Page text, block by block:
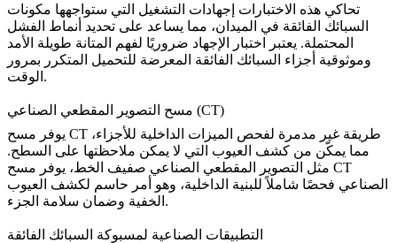
تحاكي هذه الاختبارات إجهادات التشغيل التي ستواجهها مكونات
السبائك الفائقة في الميدان، مما يساعد على تحديد أنماط الفشل
المحتملة. يعتبر
اختبار الإجهاد ضروريًا لفهم المتانة طويلة الأمد
وموثوقية أجزاء السبائك الفائقة المعرضة للتحميل المتكرر بمرور
الوقت.
مسح التصوير المقطعي الصناعي (CT)
يوفر مسح CT طريقة غير مدمرة لفحص الميزات الداخلية للأجزاء،
مما يمكّن من كشف العيوب التي لا يمكن ملاحظتها على السطح.
مثل التصوير المقطعي الصناعي صفيف الخط، يوفر مسح CT
الصناعي فحصًا شاملاً للبنية الداخلية، وهو أمر حاسم لكشف العيوب
الخفية وضمان سلامة الجزء.
التطبيقات الصناعية لمسبوكة السبائك الفائقة